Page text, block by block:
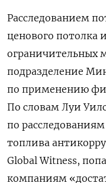
Расследованием
ценового потолка
ограничительных
подразделение
по применению
По словам Луи
по
топлива
Global Witness,
компаниям